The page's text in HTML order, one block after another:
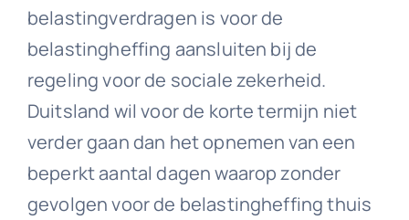
belastingverdragen is voor de
belastingheffing aansluiten bij de
regeling voor de sociale zekerheid.
Duitsland wil voor de korte termijn niet
verder gaan dan het opnemen van een
beperkt aantal dagen waarop zonder
gevolgen voor de belastingheffing thuis